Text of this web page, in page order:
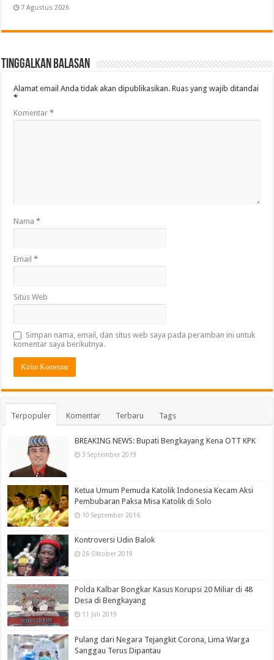
7 Agustus 2026
Tinggalkan Balasan
Alamat email Anda tidak akan dipublikasikan. Ruas yang wajib ditandai
*
Komentar*
Nama*
Email*
Situs Web
Simpan nama, email, dan situs web saya pada peramban ini untuk
komentar saya berikutnya.
Terpopuler Komentar Terbaru Tags
BREAKING NEWS: Bupati Bengkayang Kena OTT KPK
3 September 2019
Ketua Umum Pemuda Katolik Indonesia Kecam Aksi
Pembubaran Paksa Misa Katolik di Solo
10 September 2016
Kontroversi Udin Balok
26 Oktober 2019
Polda Kalbar Bongkar Kasus Korupsi 20 Miliar di 48
Desa di Bengkayang
11 Juli 2019
Pulang dari Negara Tejangkit Corona, Lima Warga
Sanggau Terus Dipantau